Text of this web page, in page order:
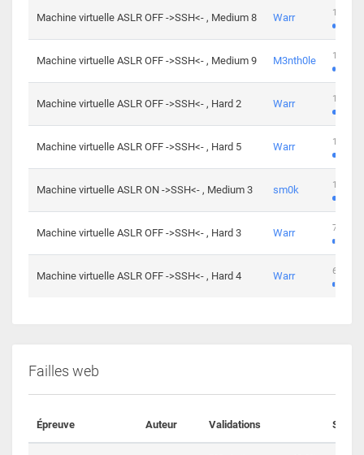
Machine virtuelle ASLR OFF ->SSH<- , Medium 8 Warr 112
Machine virtuelle ASLR OFF ->SSH<- , Medium 9 M3nth0le 100
Machine virtuelle ASLR OFF ->SSH<- , Hard 2 Warr 176
Machine virtuelle ASLR OFF ->SSH<- , Hard 5 Warr 115
Machine virtuelle ASLR ON ->SSH<- , Medium 3 sm0k 115
Machine virtuelle ASLR OFF ->SSH<- , Hard 3 Warr 76
Machine virtuelle ASLR OFF ->SSH<- , Hard 4 Warr 63
Failles web
Épreuve Auteur Validations